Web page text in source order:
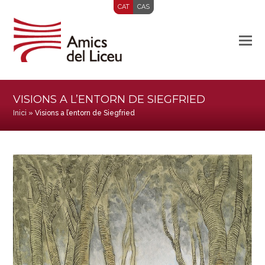
CAT CAS
VISIONS A L’ENTORN DE SIEGFRIED
Inici »Visions a l’entorn de Siegfried